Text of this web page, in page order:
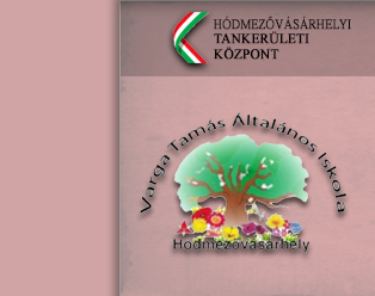
Ugrás a tartalomra